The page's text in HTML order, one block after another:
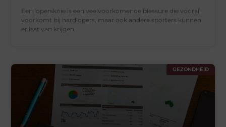
Een lopersknie is een veelvoorkomende blessure die vooral
voorkomt bij hardlopers, maar ook andere sporters kunnen
er last van krijgen.
GEZONDHEID